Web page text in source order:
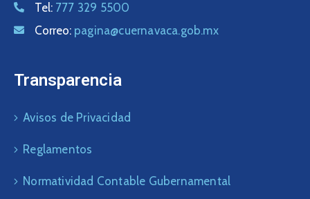
Tel: 777 329 5500
Correo: pagina@cuernavaca.gob.mx
Transparencia
Avisos de Privacidad
Reglamentos
Normatividad Contable Gubernamental